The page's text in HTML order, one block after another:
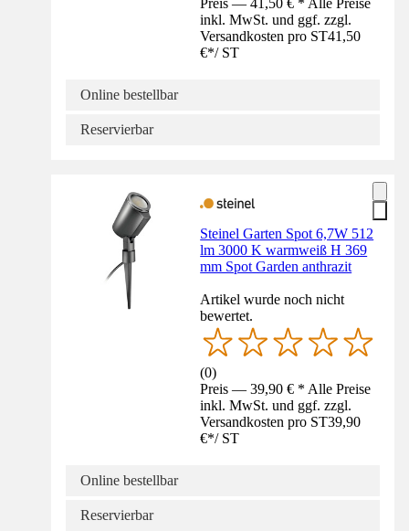
inkl. MwSt. und ggf. zzgl.
Versandkosten pro ST41,50
€*/ ST
Online bestellbar
Reservierbar
Steinel Garten Spot 6,7W 512
lm 3000 K warmweiß H 369
mm Spot Garden anthrazit
Artikel wurde noch nicht
bewertet.
(0)
Preis — 39,90 € * Alle Preise
inkl. MwSt. und ggf. zzgl.
Versandkosten pro ST39,90
€*/ ST
Online bestellbar
Reservierbar